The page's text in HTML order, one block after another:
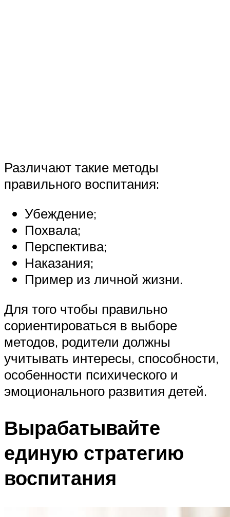
Различают такие методы
правильного воспитания:
Убеждение;
Похвала;
Перспектива;
Наказания;
Пример из личной жизни.
Для того чтобы правильно
сориентироваться в выборе
методов, родители должны
учитывать интересы, способности,
особенности психического и
эмоционального развития детей.
Вырабатывайте
единую стратегию
воспитания